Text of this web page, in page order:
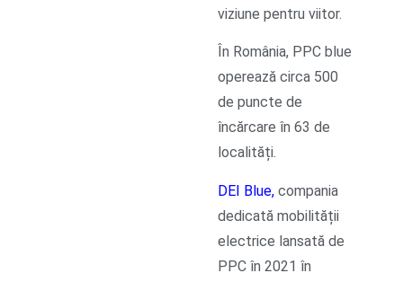
viziune pentru viitor.
În România, PPC blue
operează circa 500
de puncte de
încărcare în 63 de
localități.
DEI Blue,compania
dedicată mobilității
electrice lansată de
PPC în 2021 în